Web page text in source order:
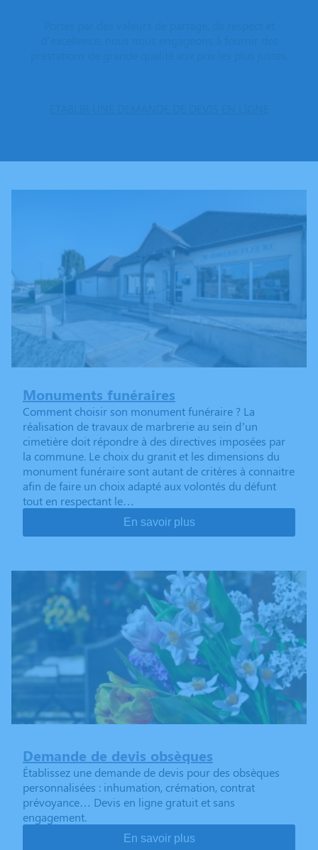
Monuments funéraires
Comment choisir son monument funéraire ? La
réalisation de travaux de marbrerie au sein d’un
cimetière doit répondre à des directives imposées par
la commune. Le choix du granit et les dimensions du
monument funéraire sont autant de critères à connaitre
afin de faire un choix adapté aux volontés du défunt
tout en respectant le…
En savoir plus
Demande de devis obsèques
Établissez une demande de devis pour des obsèques
personnalisées : inhumation, crémation, contrat
prévoyance… Devis en ligne gratuit et sans
engagement.
En savoir plus